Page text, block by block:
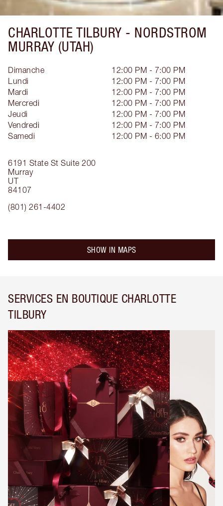
CHARLOTTE TILBURY - NORDSTROM
MURRAY (UTAH)
6191 State St Suite 200
Murray
UT
84107
(801) 261-4402
Dimanche
12:00 PM - 7:00 PM
Lundi
12:00 PM - 7:00 PM
Mardi
12:00 PM - 7:00 PM
Mercredi
12:00 PM - 7:00 PM
Jeudi
12:00 PM - 7:00 PM
Vendredi
12:00 PM - 7:00 PM
Samedi
12:00 PM - 6:00 PM
SHOW IN MAPS
SERVICES EN BOUTIQUE CHARLOTTE
TILBURY